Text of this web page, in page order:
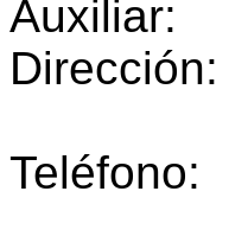
Auxiliar:
C.P.